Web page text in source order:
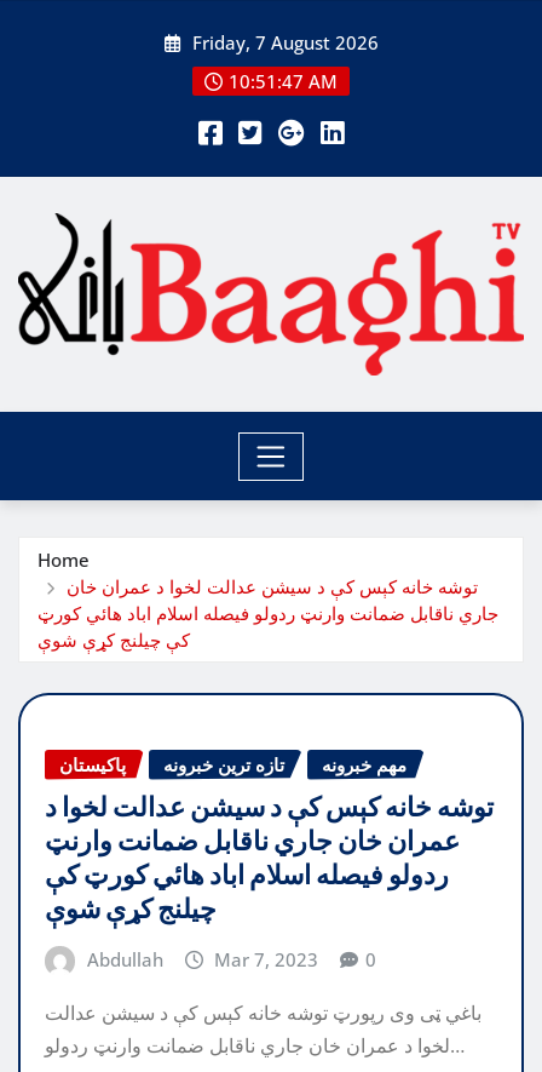
Friday, 7 August 2026
10:51:47 AM
Home
توشه خانه کېس کې د سیشن عدالت لخوا د عمران خان
جاري ناقابل ضمانت وارنټ ردولو فیصله اسلام اباد هائي کورټ
کې چیلنج کړې شوې
پاکیستان تازه ترین خبرونه مهم خبرونه
توشه خانه کېس کې د سیشن عدالت لخوا د
عمران خان جاري ناقابل ضمانت وارنټ
ردولو فیصله اسلام اباد هائي کورټ کې
چیلنج کړې شوې
Abdullah Mar 7, 2023 0
باغي ټی وی رپورټ توشه خانه کېس کې د سیشن عدالت
لخوا د عمران خان جاري ناقابل ضمانت وارنټ ردولو…